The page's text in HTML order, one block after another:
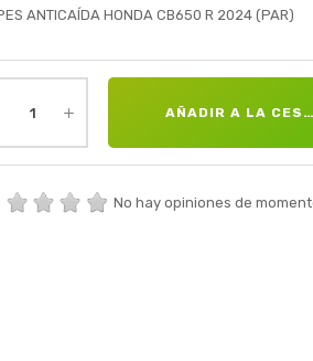
ANTICAÍDA HONDA CB650 R 2024 (PAR)
AÑADIR A LA
No hay opiniones de